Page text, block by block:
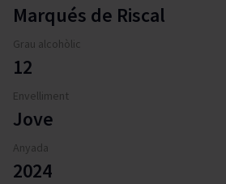
Marqués de Riscal
Grau alcohòlic
12
Envelliment
Jove
Anyada
2024